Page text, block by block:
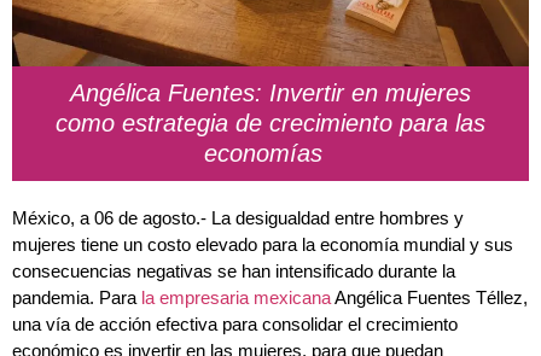
Angélica Fuentes: Invertir en mujeres
como estrategia de crecimiento para las
economías
México, a 06 de agosto.- La desigualdad entre hombres y
mujeres tiene un costo elevado para la economía mundial y sus
consecuencias negativas se han intensificado durante la
pandemia. Para la empresaria mexicanaAngélica Fuentes Téllez,
una vía de acción efectiva para consolidar el crecimiento
económico es invertir en las mujeres, para que puedan